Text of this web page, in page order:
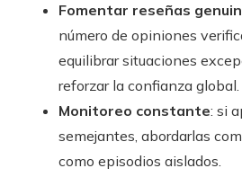
Fomentar reseñas
número de opiniones
equilibrar situaciones
reforzar la confianza global.
Monitoreo constante: si
semejantes, abordarlas
como episodios aislados.